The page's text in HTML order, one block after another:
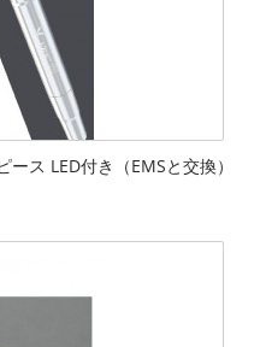
ス LED付き（EMSと交換）